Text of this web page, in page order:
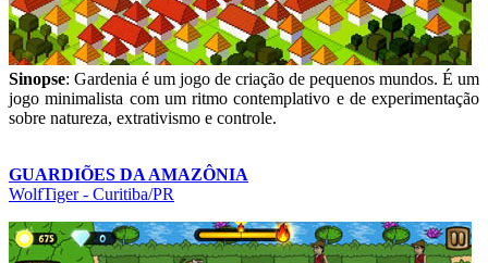
Sinopse: Gardenia é um jogo de criação de pequenos mundos. É um
jogo minimalista com um ritmo contemplativo e de experimentação
sobre natureza, extrativismo e controle.
GUARDIÕES DA AMAZÔNIA
WolfTiger - Curitiba/PR